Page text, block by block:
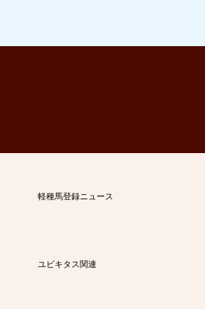
軽種馬登録ニュース
ユビキタス関連